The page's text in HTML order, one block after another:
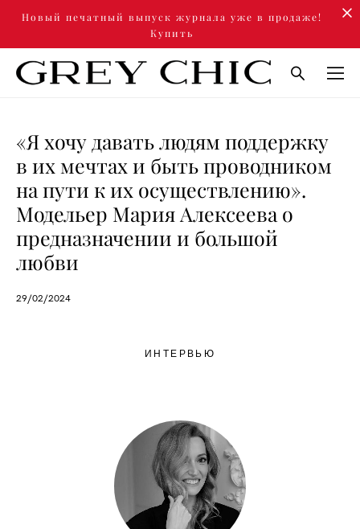
Новый печатный выпуск журнала уже в продаже!
Купить
«Я хочу давать людям поддержку
в их мечтах и быть проводником
на пути к их осуществлению».
Модельер Мария Алексеева о
предназначении и большой
любви
29/02/2024
ИНТЕРВЬЮ